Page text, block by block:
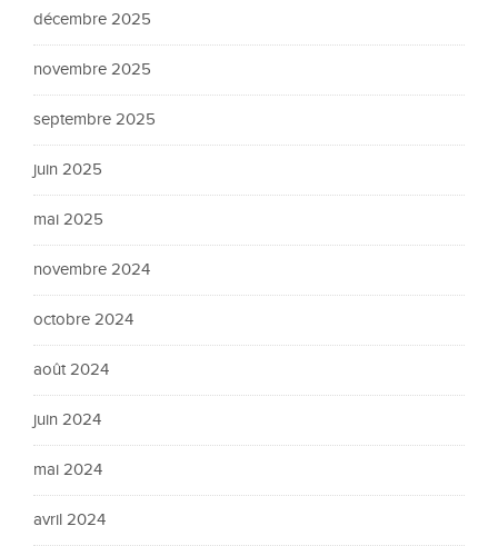
décembre 2025
novembre 2025
septembre 2025
juin 2025
mai 2025
novembre 2024
octobre 2024
août 2024
juin 2024
mai 2024
avril 2024